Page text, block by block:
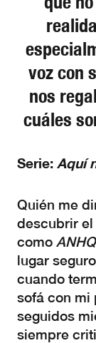
voz con
nos
cuáles
Serie: Aquí
Quién me
descubrir
como
lugar
cuando
sofá con mi
seguidos
siempre